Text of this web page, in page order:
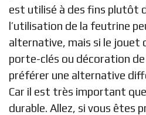
est utilisé à des fins plutôt
l’utilisation de la feutrine
alternative, mais si le
porte-clés ou décoration de
préférer une alternative
Car il est très important
durable. Allez, si vous êtes